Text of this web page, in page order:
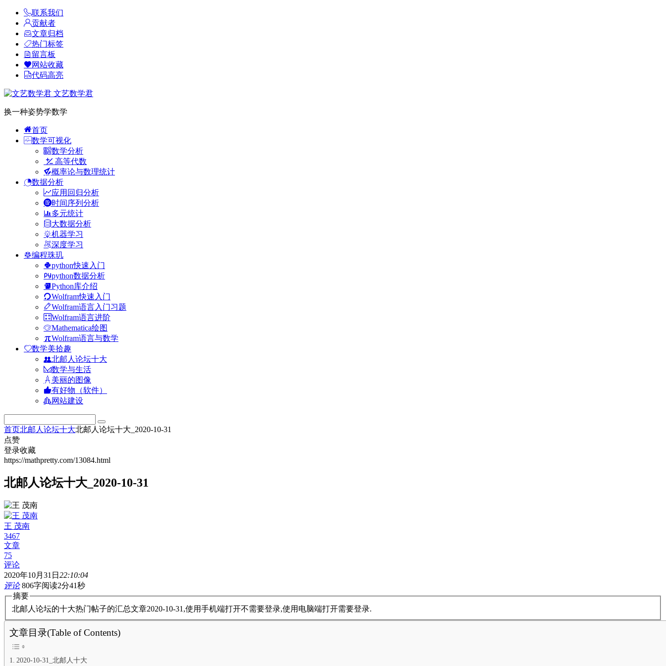
联系我们
贡献者
文章归档
热门标签
留言板
网站收藏
代码高亮
文艺数学君
换一种姿势学数学
首页
数学可视化
数学分析
高等代数
概率论与数理统计
数据分析
应用回归分析
时间序列分析
多元统计
大数据分析
机器学习
深度学习
编程珠玑
python快速入门
python数据分析
Python库介绍
Wolfram快速入门
Wolfram语言入门习题
Wolfram语言进阶
Mathematica绘图
Wolfram语言与数学
数学美拾趣
北邮人论坛十大
数学与生活
美丽的图像
有好物（软件）
网站建设
首页北邮人论坛十大北邮人论坛十大_2020-10-31
点赞
登录收藏
https://mathpretty.com/13084.html
北邮人论坛十大_2020-10-31
王 茂南
3467
文章
75
评论
2020年10月31日 22:10:04
评论 806字阅读2分41秒
摘要
北邮人论坛的十大热门帖子的汇总文章2020-10-31,使用手机端打开不需要登录,使用电脑端打开需要登录.
文章目录(Table of Contents)
2020-10-31_北邮人十大